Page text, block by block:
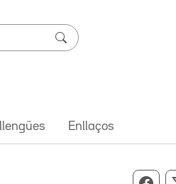
Enllaços